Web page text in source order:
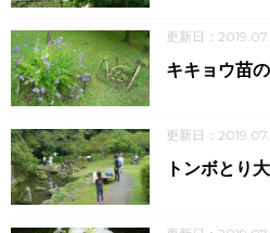
更新日：
キキョウ苗
更新日：
トンボとり